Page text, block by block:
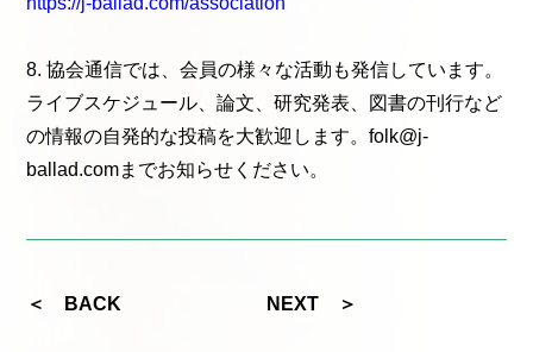
8. 協会通信では、会員の様々な活動も発信しています。
ライブスケジュール、論文、研究発表、図書の刊行など
の情報の自発的な投稿を大歓迎します。folk@j-
ballad.comまでお知らせください。
＜ BACK NEXT ＞